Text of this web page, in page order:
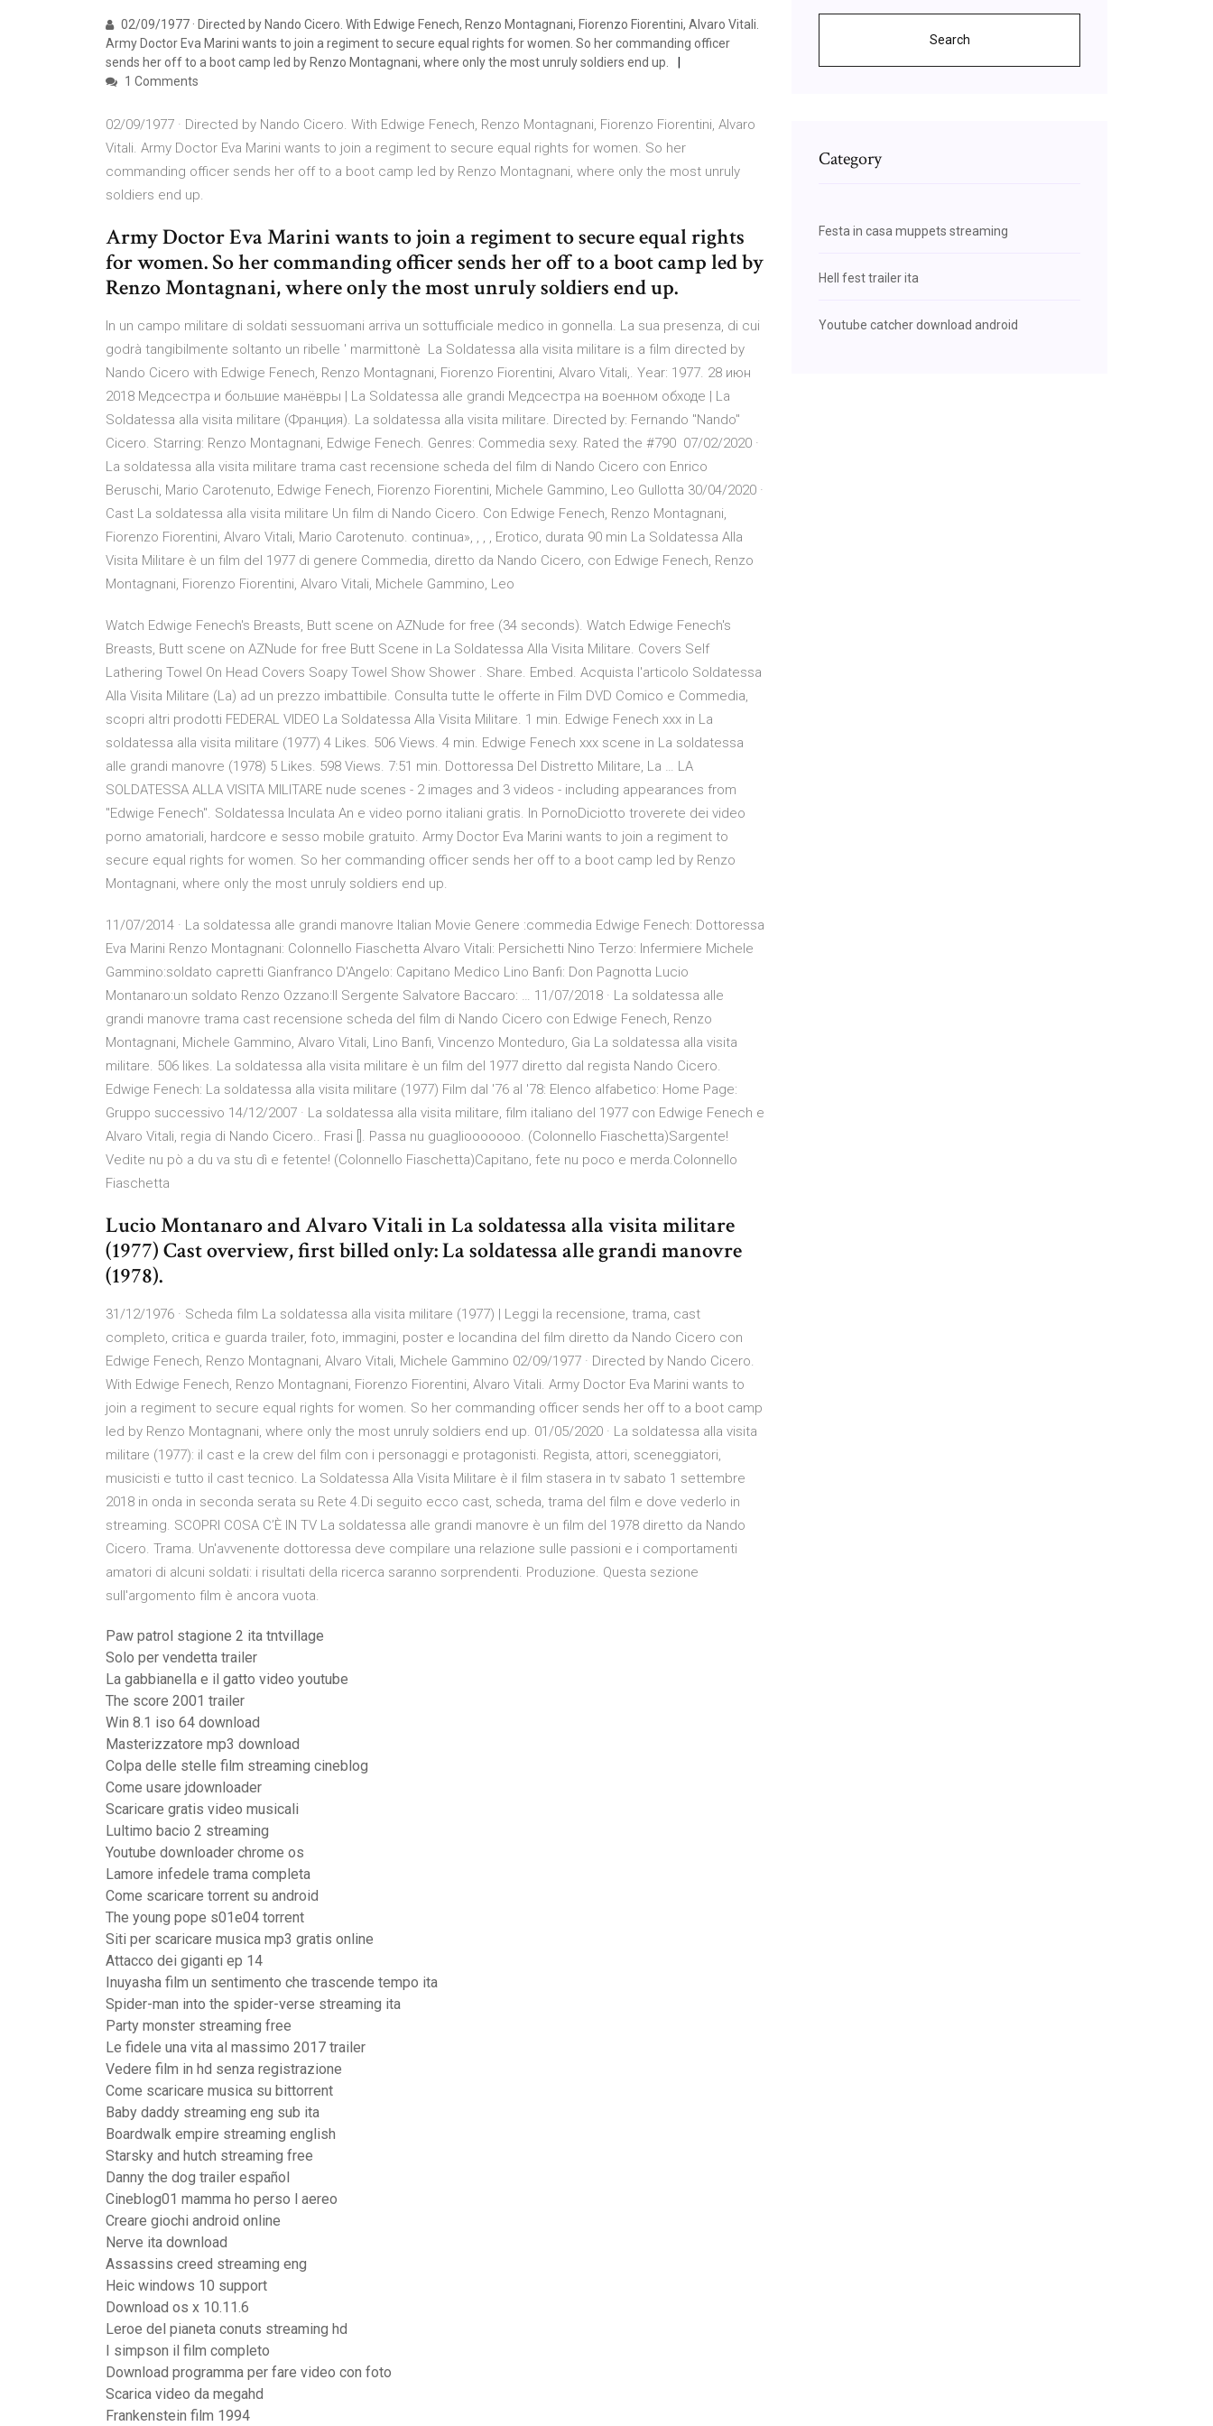
02/09/1977 · Directed by Nando Cicero. With Edwige Fenech, Renzo Montagnani, Fiorenzo Fiorentini, Alvaro Vitali.
Army Doctor Eva Marini wants to join a regiment to secure equal rights for women. So her commanding officer
sends her off to a boot camp led by Renzo Montagnani, where only the most unruly soldiers end up.
1 Comments
02/09/1977 · Directed by Nando Cicero. With Edwige Fenech, Renzo Montagnani, Fiorenzo Fiorentini, Alvaro
Vitali. Army Doctor Eva Marini wants to join a regiment to secure equal rights for women. So her
commanding officer sends her off to a boot camp led by Renzo Montagnani, where only the most unruly
soldiers end up.
Army Doctor Eva Marini wants to join a regiment to secure equal rights
for women. So her commanding officer sends her off to a boot camp led by
Renzo Montagnani, where only the most unruly soldiers end up.
In un campo militare di soldati sessuomani arriva un sottufficiale medico in gonnella. La sua presenza, di cui
godrà tangibilmente soltanto un ribelle ' marmittonè La Soldatessa alla visita militare is a film directed by
Nando Cicero with Edwige Fenech, Renzo Montagnani, Fiorenzo Fiorentini, Alvaro Vitali,. Year: 1977. 28 июн
2018 Медсестра и большие манёвры | La Soldatessa alle grandi Медсестра на военном обходе | La
Soldatessa alla visita militare (Франция). La soldatessa alla visita militare. Directed by: Fernando "Nando"
Cicero. Starring: Renzo Montagnani, Edwige Fenech. Genres: Commedia sexy. Rated the #790 07/02/2020 ·
La soldatessa alla visita militare trama cast recensione scheda del film di Nando Cicero con Enrico
Beruschi, Mario Carotenuto, Edwige Fenech, Fiorenzo Fiorentini, Michele Gammino, Leo Gullotta 30/04/2020 ·
Cast La soldatessa alla visita militare Un film di Nando Cicero. Con Edwige Fenech, Renzo Montagnani,
Fiorenzo Fiorentini, Alvaro Vitali, Mario Carotenuto. continua», , , , Erotico, durata 90 min La Soldatessa Alla
Visita Militare è un film del 1977 di genere Commedia, diretto da Nando Cicero, con Edwige Fenech, Renzo
Montagnani, Fiorenzo Fiorentini, Alvaro Vitali, Michele Gammino, Leo
Watch Edwige Fenech's Breasts, Butt scene on AZNude for free (34 seconds). Watch Edwige Fenech's
Breasts, Butt scene on AZNude for free Butt Scene in La Soldatessa Alla Visita Militare. Covers Self
Lathering Towel On Head Covers Soapy Towel Show Shower . Share. Embed. Acquista l'articolo Soldatessa
Alla Visita Militare (La) ad un prezzo imbattibile. Consulta tutte le offerte in Film DVD Comico e Commedia,
scopri altri prodotti FEDERAL VIDEO La Soldatessa Alla Visita Militare. 1 min. Edwige Fenech xxx in La
soldatessa alla visita militare (1977) 4 Likes. 506 Views. 4 min. Edwige Fenech xxx scene in La soldatessa
alle grandi manovre (1978) 5 Likes. 598 Views. 7:51 min. Dottoressa Del Distretto Militare, La … LA
SOLDATESSA ALLA VISITA MILITARE nude scenes - 2 images and 3 videos - including appearances from
"Edwige Fenech". Soldatessa Inculata An e video porno italiani gratis. In PornoDiciotto troverete dei video
porno amatoriali, hardcore e sesso mobile gratuito. Army Doctor Eva Marini wants to join a regiment to
secure equal rights for women. So her commanding officer sends her off to a boot camp led by Renzo
Montagnani, where only the most unruly soldiers end up.
11/07/2014 · La soldatessa alle grandi manovre Italian Movie Genere :commedia Edwige Fenech: Dottoressa
Eva Marini Renzo Montagnani: Colonnello Fiaschetta Alvaro Vitali: Persichetti Nino Terzo: Infermiere Michele
Gammino:soldato capretti Gianfranco D'Angelo: Capitano Medico Lino Banfi: Don Pagnotta Lucio
Montanaro:un soldato Renzo Ozzano:Il Sergente Salvatore Baccaro: … 11/07/2018 · La soldatessa alle
grandi manovre trama cast recensione scheda del film di Nando Cicero con Edwige Fenech, Renzo
Montagnani, Michele Gammino, Alvaro Vitali, Lino Banfi, Vincenzo Monteduro, Gia La soldatessa alla visita
militare. 506 likes. La soldatessa alla visita militare è un film del 1977 diretto dal regista Nando Cicero.
Edwige Fenech: La soldatessa alla visita militare (1977) Film dal '76 al '78: Elenco alfabetico: Home Page:
Gruppo successivo 14/12/2007 · La soldatessa alla visita militare, film italiano del 1977 con Edwige Fenech e
Alvaro Vitali, regia di Nando Cicero.. Frasi []. Passa nu guagliooooooo. (Colonnello Fiaschetta)Sargente!
Vedite nu pò a du va stu dì e fetente! (Colonnello Fiaschetta)Capitano, fete nu poco e merda.Colonnello
Fiaschetta
Lucio Montanaro and Alvaro Vitali in La soldatessa alla visita militare
(1977) Cast overview, first billed only: La soldatessa alle grandi manovre
(1978).
31/12/1976 · Scheda film La soldatessa alla visita militare (1977) | Leggi la recensione, trama, cast
completo, critica e guarda trailer, foto, immagini, poster e locandina del film diretto da Nando Cicero con
Edwige Fenech, Renzo Montagnani, Alvaro Vitali, Michele Gammino 02/09/1977 · Directed by Nando Cicero.
With Edwige Fenech, Renzo Montagnani, Fiorenzo Fiorentini, Alvaro Vitali. Army Doctor Eva Marini wants to
join a regiment to secure equal rights for women. So her commanding officer sends her off to a boot camp
led by Renzo Montagnani, where only the most unruly soldiers end up. 01/05/2020 · La soldatessa alla visita
militare (1977): il cast e la crew del film con i personaggi e protagonisti. Regista, attori, sceneggiatori,
musicisti e tutto il cast tecnico. La Soldatessa Alla Visita Militare è il film stasera in tv sabato 1 settembre
2018 in onda in seconda serata su Rete 4.Di seguito ecco cast, scheda, trama del film e dove vederlo in
streaming. SCOPRI COSA C’È IN TV La soldatessa alle grandi manovre è un film del 1978 diretto da Nando
Cicero. Trama. Un'avvenente dottoressa deve compilare una relazione sulle passioni e i comportamenti
amatori di alcuni soldati: i risultati della ricerca saranno sorprendenti. Produzione. Questa sezione
sull'argomento film è ancora vuota.
Paw patrol stagione 2 ita tntvillage
Solo per vendetta trailer
La gabbianella e il gatto video youtube
The score 2001 trailer
Win 8.1 iso 64 download
Masterizzatore mp3 download
Colpa delle stelle film streaming cineblog
Come usare jdownloader
Scaricare gratis video musicali
Lultimo bacio 2 streaming
Youtube downloader chrome os
Lamore infedele trama completa
Come scaricare torrent su android
The young pope s01e04 torrent
Siti per scaricare musica mp3 gratis online
Attacco dei giganti ep 14
Inuyasha film un sentimento che trascende tempo ita
Spider-man into the spider-verse streaming ita
Party monster streaming free
Le fidele una vita al massimo 2017 trailer
Vedere film in hd senza registrazione
Come scaricare musica su bittorrent
Baby daddy streaming eng sub ita
Boardwalk empire streaming english
Starsky and hutch streaming free
Danny the dog trailer español
Cineblog01 mamma ho perso l aereo
Creare giochi android online
Nerve ita download
Assassins creed streaming eng
Heic windows 10 support
Download os x 10.11.6
Leroe del pianeta conuts streaming hd
I simpson il film completo
Download programma per fare video con foto
Scarica video da megahd
Frankenstein film 1994
Search
Category
Festa in casa muppets streaming
Hell fest trailer ita
Youtube catcher download android